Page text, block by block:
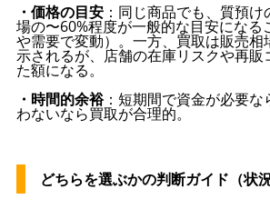
・価格の目安：同じ商品でも、質預け
場の〜60%程度が一般的な目安になる
や需要で変動）。一方、買取は販売相
示されるが、店舗の在庫リスクや再販
た額になる。
・時間的余裕：短期間で資金が必要な
わないなら買取が合理的。
どちらを選ぶかの判断ガイド（状況